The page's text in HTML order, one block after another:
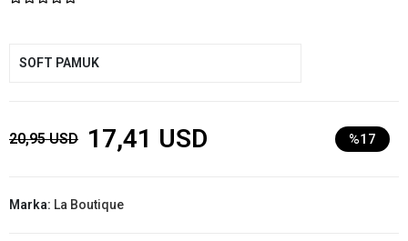
SOFT PAMUK
20,95 USD 17,41 USD %17
Marka: La Boutique